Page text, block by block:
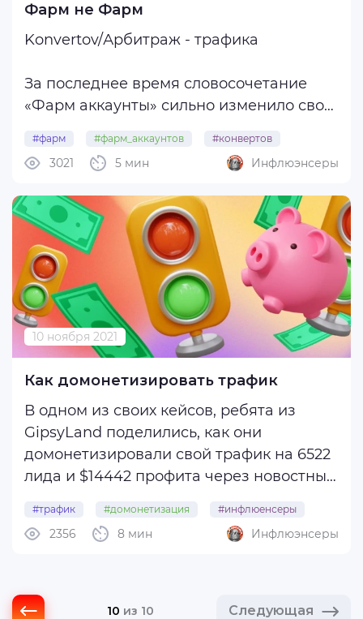
Фарм не Фарм
Konvertov/Арбитраж - трафика
За последнее время словосочетание
«Фарм аккаунты» сильно изменило свой
аккаунт с качественной социальной
активностью, серфингом по FB,
просмотром видео, лайки, репосты,
переписки, комментарии. То сейчас это,
как ...
#фарм #фарм_аккаунтов #конвертов
5 мин
3021 Инфлюэнсеры
10 ноября 2021
Как домонетизировать трафик
В одном из своих кейсов, ребята из
GipsyLand поделились, как они
домонетизировали свой трафик на 6522
лида и $14442 профита через новостные
Идея огонь! Мы просто получаем
#трафик #домонетизация #инфлюенсеры
#конвертов 8 мин
2356 Инфлюэнсеры
10 из 10 Следующая